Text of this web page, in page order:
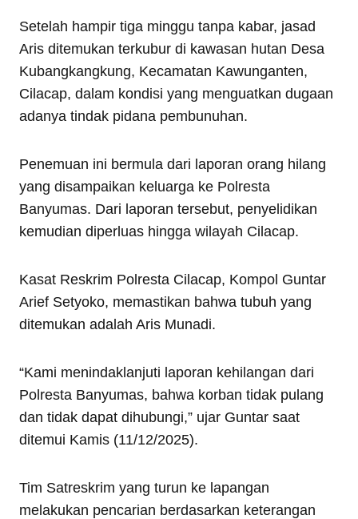
Setelah hampir tiga minggu tanpa kabar, jasad
Aris ditemukan terkubur di kawasan hutan Desa
Kubangkangkung, Kecamatan Kawunganten,
Cilacap, dalam kondisi yang menguatkan dugaan
adanya tindak pidana pembunuhan.
Penemuan ini bermula dari laporan orang hilang
yang disampaikan keluarga ke Polresta
Banyumas. Dari laporan tersebut, penyelidikan
kemudian diperluas hingga wilayah Cilacap.
Kasat Reskrim Polresta Cilacap, Kompol Guntar
Arief Setyoko, memastikan bahwa tubuh yang
ditemukan adalah Aris Munadi.
“Kami menindaklanjuti laporan kehilangan dari
Polresta Banyumas, bahwa korban tidak pulang
dan tidak dapat dihubungi,” ujar Guntar saat
ditemui Kamis (11/12/2025).
Tim Satreskrim yang turun ke lapangan
melakukan pencarian berdasarkan keterangan